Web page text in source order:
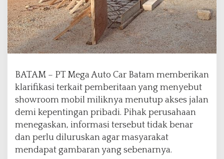
l
a
r
i
f
i
a
s
i
S
o
a
l
T
u
BATAM – PT Mega Auto Car Batam memberikan
klarifikasi terkait pemberitaan yang menyebut
showroom mobil miliknya menutup akses jalan
demi kepentingan pribadi. Pihak perusahaan
menegaskan, informasi tersebut tidak benar
dan perlu diluruskan agar masyarakat
mendapat gambaran yang sebenarnya.